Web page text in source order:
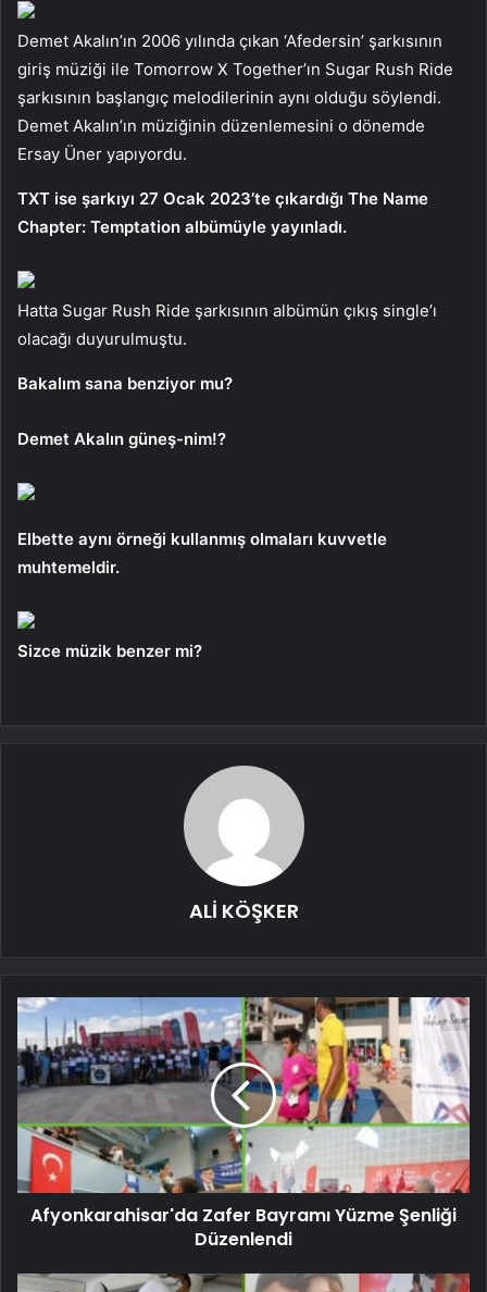
Demet Akalın’ın 2006 yılında çıkan ‘Afedersin’ şarkısının
giriş müziği ile Tomorrow X Together’ın Sugar Rush Ride
şarkısının başlangıç ​​melodilerinin aynı olduğu söylendi.
Demet Akalın’ın müziğinin düzenlemesini o dönemde
Ersay Üner yapıyordu.
TXT ise şarkıyı 27 Ocak 2023’te çıkardığı The Name
Chapter: Temptation albümüyle yayınladı.
Hatta Sugar Rush Ride şarkısının albümün çıkış single’ı
olacağı duyurulmuştu.
Bakalım sana benziyor mu?
Demet Akalın güneş-nim!?
Elbette aynı örneği kullanmış olmaları kuvvetle
muhtemeldir.
Sizce müzik benzer mi?
ALİ KÖŞKER
Afyonkarahisar'da Zafer Bayramı Yüzme Şenliği
Düzenlendi